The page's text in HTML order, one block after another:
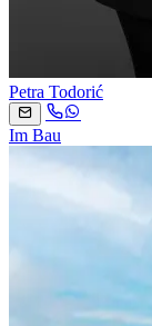
Petra Todorić
Im Bau